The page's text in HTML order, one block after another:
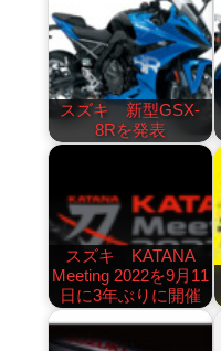
スズキ 新型GSX-
8Rを発表
スズキ KATANA
Meeting 2022を9月11
日に3年ぶりに開催